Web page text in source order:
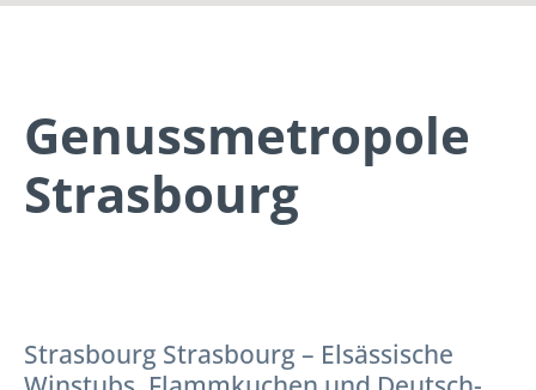
Genussmetropole
Strasbourg
Strasbourg Strasbourg – Elsässische